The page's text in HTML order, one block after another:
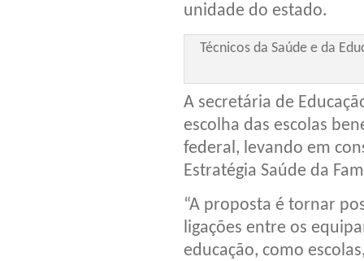
unidade do estado.
Técnicos da Saúde e da
A secretária de
escolha das escolas
federal, levando em
Estratégia Saúde da
“A proposta é tornar
ligações entre os
educação, como